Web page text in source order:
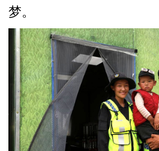
梦。